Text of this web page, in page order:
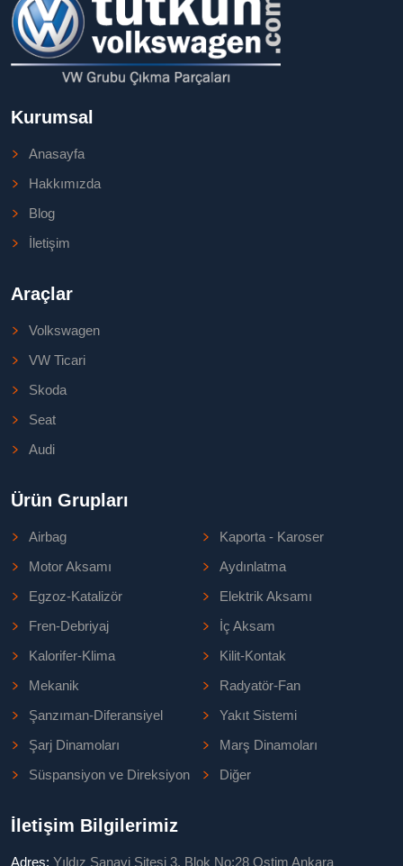
Kurumsal
Anasayfa
Hakkımızda
Blog
İletişim
Araçlar
Volkswagen
VW Ticari
Skoda
Seat
Audi
Ürün Grupları
Airbag
Kaporta - Karoser
Motor Aksamı
Aydınlatma
Egzoz-Katalizör
Elektrik Aksamı
Fren-Debriyaj
İç Aksam
Kalorifer-Klima
Kilit-Kontak
Mekanik
Radyatör-Fan
Şanzıman-Diferansiyel
Yakıt Sistemi
Şarj Dinamoları
Marş Dinamoları
Süspansiyon ve Direksiyon
Diğer
İletişim Bilgilerimiz
Adres: Yıldız Sanayi Sitesi 3. Blok No:28 Ostim Ankara